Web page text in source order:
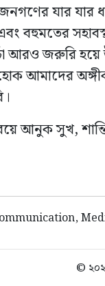
যার যার
বহুমতের
আরও জরুরি
আমাদের
বয়ে আনুক সুখ,
©